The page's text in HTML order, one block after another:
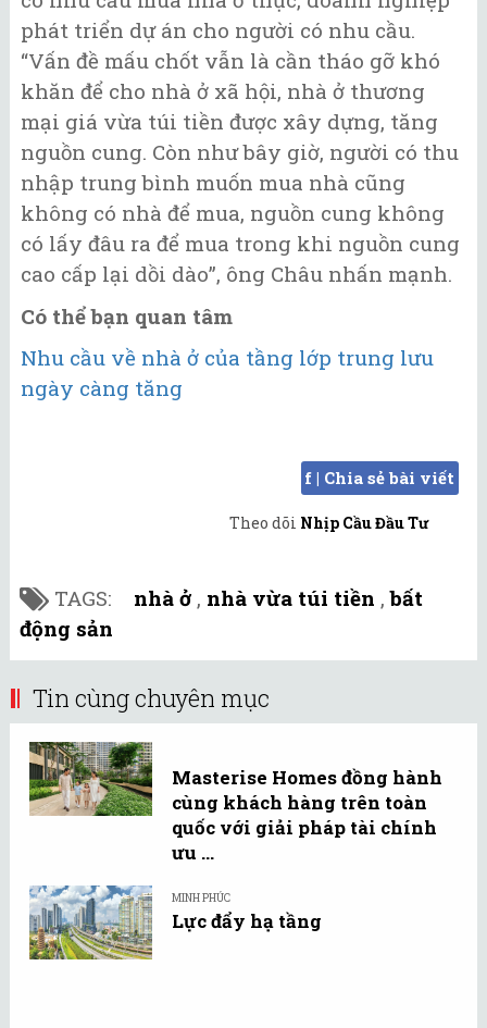
phát triển dự án cho người có nhu cầu.
“Vấn đề mấu chốt vẫn là cần tháo gỡ khó
khăn để cho nhà ở xã hội, nhà ở thương
mại giá vừa túi tiền được xây dựng, tăng
nguồn cung. Còn như bây giờ, người có thu
nhập trung bình muốn mua nhà cũng
không có nhà để mua, nguồn cung không
có lấy đâu ra để mua trong khi nguồn cung
cao cấp lại dồi dào”, ông Châu nhấn mạnh.
Có thể bạn quan tâm
Nhu cầu về nhà ở của tầng lớp trung lưu
ngày càng tăng
f | Chia sẻ bài viết
Theo dõi Nhịp Cầu Đầu Tư
TAGS: nhà ở , nhà vừa túi tiền ,bất
động sản
Tin cùng chuyên mục
Masterise Homes đồng hành
cùng khách hàng trên toàn
quốc với giải pháp tài chính
ưu ...
MINH PHÚC
Lực đẩy hạ tầng